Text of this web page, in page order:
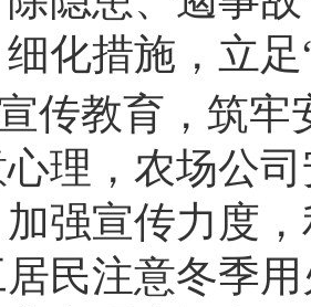
化措施，立
传教育，筑牢
理，农场公
强宣传力度
民注意冬季